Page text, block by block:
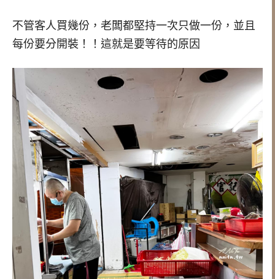
不管客人買幾份，老闆都堅持一次只做一份，並且
每份要分開裝！！這就是要等待的原因